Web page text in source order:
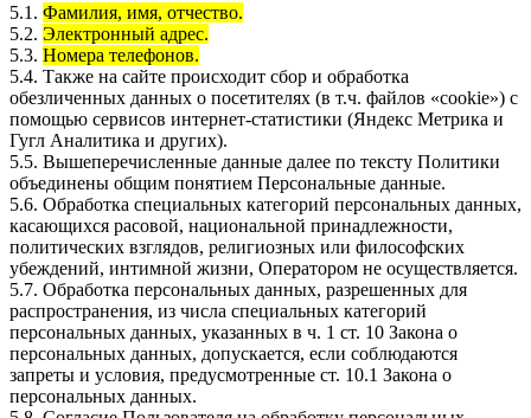
5.1. Фамилия, имя, отчество.
5.2. Электронный адрес.
5.3. Номера телефонов.
5.4. Также на сайте происходит сбор и обработка
обезличенных данных о посетителях (в т.ч. файлов «cookie») с
помощью сервисов интернет-статистики (Яндекс Метрика и
Гугл Аналитика и других).
5.5. Вышеперечисленные данные далее по тексту Политики
объединены общим понятием Персональные данные.
5.6. Обработка специальных категорий персональных данных,
касающихся расовой, национальной принадлежности,
политических взглядов, религиозных или философских
убеждений, интимной жизни, Оператором не осуществляется.
5.7. Обработка персональных данных, разрешенных для
распространения, из числа специальных категорий
персональных данных, указанных в ч. 1 ст. 10 Закона о
персональных данных, допускается, если соблюдаются
запреты и условия, предусмотренные ст. 10.1 Закона о
персональных данных.